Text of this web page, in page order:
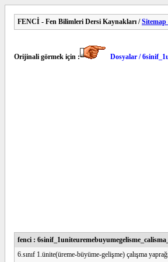
FENCİ - Fen Bilimleri Dersi Kaynakları /
Orijinali görmek için : Dosyalar /
fenci :
6.sınıf 1.ünite(üreme-büyüme-gelişme) çalışma